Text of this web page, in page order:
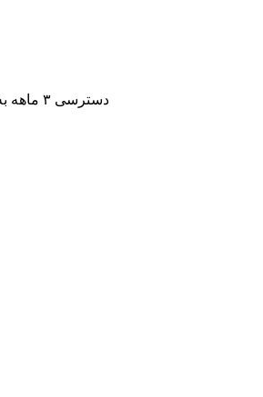
دسترسی ۳ ماهه به بیش از ۵۰۰ ژورنال روز جهان موجود در سامانه